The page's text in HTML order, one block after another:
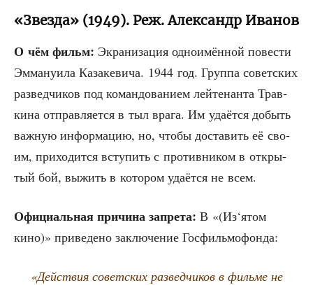
«Звезда» (1949). Реж. Александр Иванов
О чём фильм: Экра­ни­за­ция одно­имён­ной пове­сти
Эмма­ну­и­ла Каза­ке­ви­ча. 1944 год. Груп­па совет­ских
раз­вед­чи­ков под коман­до­ва­ни­ем лей­те­нан­та Трав­
ки­на отправ­ля­ет­ся в тыл вра­га. Им уда­ёт­ся добыть
важ­ную инфор­ма­цию, но, что­бы доста­вить её сво­
им, при­хо­дит­ся всту­пить с про­тив­ни­ком в откры­
тый бой, выжить в кото­ром уда­ёт­ся не всем.
Офи­ци­аль­ная при­чи­на запре­та: В «(Из‘ятом
кино)» при­ве­де­но заклю­че­ние Госфильмофонда:
«Дей­ствия совет­ских раз­вед­чи­ков в филь­ме не